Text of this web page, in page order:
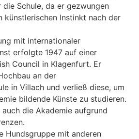
Schule, da er gezwungen
künstlerischen Instinkt nach der
mit internationaler
erfolgte 1947 auf einer
Council in Klagenfurt. Er
an der
in Villach und verließ diese, um
bildende Künste zu studieren.
die Akademie aufgrund
Hundsgruppe mit anderen